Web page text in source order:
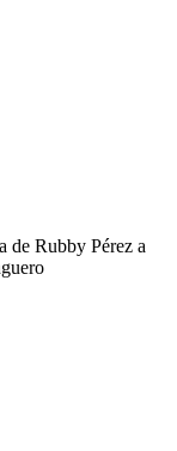
de Rubby Pérez a